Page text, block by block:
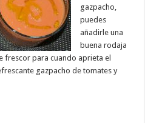
gazpacho,
puedes
añadirle una
buena rodaja
frescor para cuando aprieta el
gazpacho de tomates y